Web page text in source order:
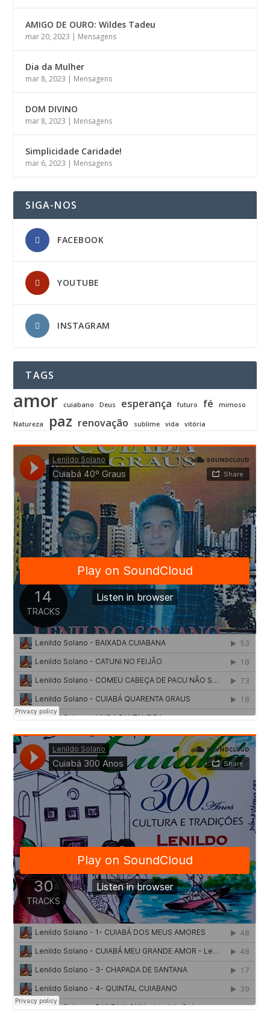
AMIGO DE OURO: Wildes Tadeu
mar 20, 2023 | Mensagens
Dia da Mulher
mar 8, 2023 | Mensagens
DOM DIVINO
mar 8, 2023 | Mensagens
Simplicidade Caridade!
mar 6, 2023 | Mensagens
SIGA-NOS
FACEBOOK
YOUTUBE
INSTAGRAM
TAGS
amor cuiabano Deus esperança futuro fé mimoso
Natureza paz renovação sublime vida vitória